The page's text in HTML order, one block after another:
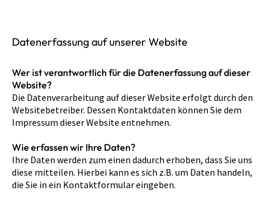
Datenerfassung auf unserer Website
Wer ist verantwortlich für die Datenerfassung auf dieser
Website?
Die Datenverarbeitung auf dieser Website erfolgt durch den
Websitebetreiber. Dessen Kontaktdaten können Sie dem
Impressum dieser Website entnehmen.
Wie erfassen wir Ihre Daten?
Ihre Daten werden zum einen dadurch erhoben, dass Sie uns
diese mitteilen. Hierbei kann es sich z.B. um Daten handeln,
die Sie in ein Kontaktformular eingeben.